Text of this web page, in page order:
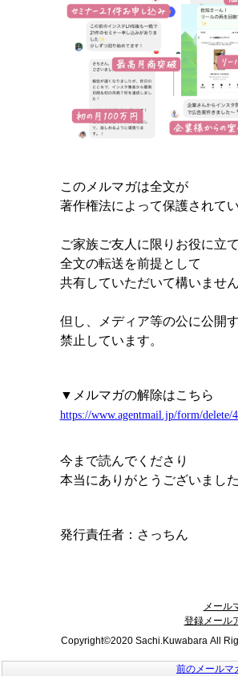
このメルマガは全文が
著作権法によって保護されてい
ご家族ご友人に限りお役に立
全文の転送を前提として
共有していただいて構いません
但し、メディア等の公に公開
禁止しています。
▼メルマガの解除はこちら
https://www.agentmail.jp/form/delete/
今まで読んでくださり
本当にありがとうございました
発行責任者： さっちん
メール
登録メール
Copyright©2020 Sachi.Kuwabara All
前のメールマ